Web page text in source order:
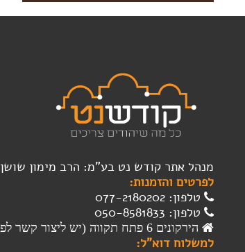
מנהל אתר קודש נט בע"מ: הרב מימון שושן
לפרטים והזמנות:
טלפון: 077-2180202
טלפון: 050-8581833
הירקונים 6 פתח תקווה (יש ליצור קשר לפני הגעה)
למשלוח דוא"ל: